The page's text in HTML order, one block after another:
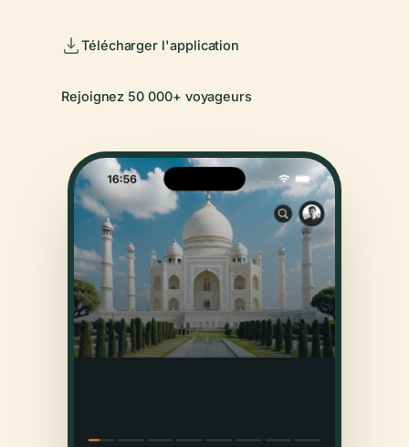
Télécharger l'application
Rejoignez 50 000+ voyageurs